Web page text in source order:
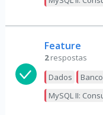
Feature
2 respostas
Dados
MySQL II: